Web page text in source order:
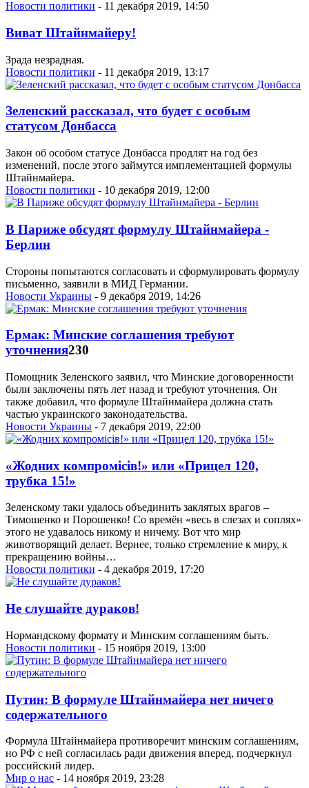
Новости политики - 11 декабря 2019, 14:50
Виват Штайнмайеру!
Зрада незрадная.
Новости политики - 11 декабря 2019, 13:17
Зеленский рассказал, что будет с особым
статусом Донбасса
Закон об особом статусе Донбасса продлят на год без
изменений, после этого займутся имплементацией формулы
Штайнмайера.
Новости политики - 10 декабря 2019, 12:00
В Париже обсудят формулу Штайнмайера -
Берлин
Стороны попытаются согласовать и сформулировать формулу
письменно, заявили в МИД Германии.
Новости Украины - 9 декабря 2019, 14:26
Ермак: Минские соглашения требуют
уточнения230
Помощник Зеленского заявил, что Минские договоренности
были заключены пять лет назад и требуют уточнения. Он
также добавил, что формуле Штайнмайера должна стать
частью украинского законодательства.
Новости Украины - 7 декабря 2019, 22:00
«Жодних компромiсів!» или «Прицел 120,
трубка 15!»
Зеленскому таки удалось объединить заклятых врагов –
Тимошенко и Порошенко! Со времён «весь в слезах и соплях»
этого не удавалось никому и ничему. Вот что мир
животворящий делает. Вернее, только стремление к миру, к
прекращению войны…
Новости политики - 4 декабря 2019, 17:20
Не слушайте дураков!
Нормандскому формату и Минским соглашениям быть.
Новости политики - 15 ноября 2019, 13:00
Путин: В формуле Штайнмайера нет ничего
содержательного
Формула Штайнмайера противоречит минским соглашениям,
но РФ с ней согласилась ради движения вперед, подчеркнул
российский лидер.
Мир о нас - 14 ноября 2019, 23:28